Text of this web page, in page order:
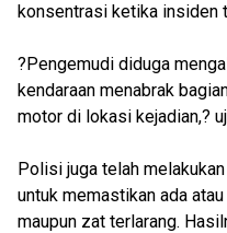
konsentrasi ketika insiden
?Pengemudi diduga
kendaraan menabrak
motor di lokasi kejadian,?
Polisi juga telah
untuk memastikan ada
maupun zat terlarang.